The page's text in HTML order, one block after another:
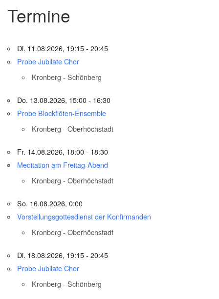
Termine
Di. 11.08.2026, 19:15 - 20:45
Probe Jubilate Chor
Kronberg - Schönberg
Do. 13.08.2026, 15:00 - 16:30
Probe Blockflöten-Ensemble
Kronberg - Oberhöchstadt
Fr. 14.08.2026, 18:00 - 18:30
Meditation am Freitag-Abend
Kronberg - Oberhöchstadt
So. 16.08.2026, 0:00
Vorstellungsgottesdienst der Konfirmanden
Kronberg - Oberhöchstadt
Di. 18.08.2026, 19:15 - 20:45
Probe Jubilate Chor
Kronberg - Schönberg